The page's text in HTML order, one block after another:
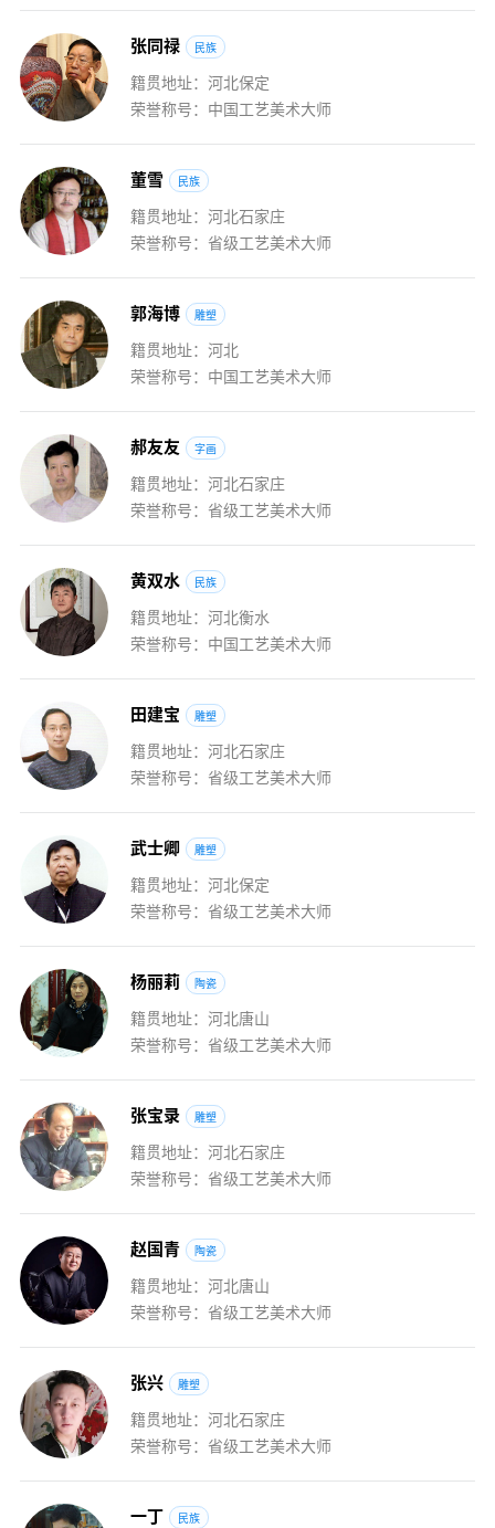
张同禄 民族
籍贯地址：河北保定
荣誉称号：中国工艺美术大师
董雪 民族
籍贯地址：河北石家庄
荣誉称号：省级工艺美术大师
郭海博 雕塑
籍贯地址：河北
荣誉称号：中国工艺美术大师
郝友友 字画
籍贯地址：河北石家庄
荣誉称号：省级工艺美术大师
黄双水 民族
籍贯地址：河北衡水
荣誉称号：中国工艺美术大师
田建宝 雕塑
籍贯地址：河北石家庄
荣誉称号：省级工艺美术大师
武士卿 雕塑
籍贯地址：河北保定
荣誉称号：省级工艺美术大师
杨丽莉 陶瓷
籍贯地址：河北唐山
荣誉称号：省级工艺美术大师
张宝录 雕塑
籍贯地址：河北石家庄
荣誉称号：省级工艺美术大师
赵国青 陶瓷
籍贯地址：河北唐山
荣誉称号：省级工艺美术大师
张兴 雕塑
籍贯地址：河北石家庄
荣誉称号：省级工艺美术大师
一丁 民族